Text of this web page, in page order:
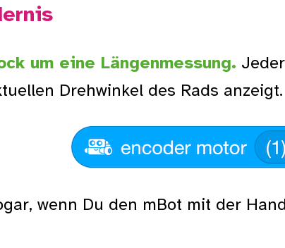
um eine Längenmessung.
Drehwinkel des Rads anzeigt.
wenn Du den mBot mit der